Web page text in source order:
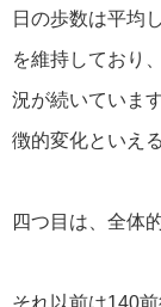
日の歩数は平均
を維持しており
況が続いていま
徴的変化といえる
四つ目は、全体
それ以前は140